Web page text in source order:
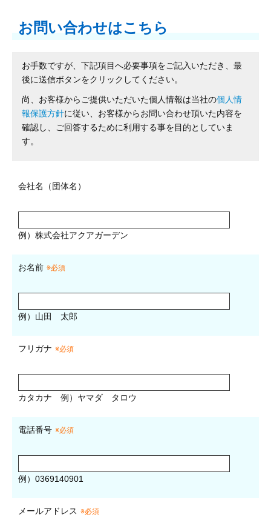
お問い合わせはこちら
お手数ですが、下記項目へ必要事項をご記入いただき、最
後に送信ボタンをクリックしてください。
尚、お客様からご提供いただいた個人情報は当社の個人情
報保護方針に従い、お客様からお問い合わせ頂いた内容を
確認し、ご回答するために利用する事を目的としていま
す。
会社名（団体名）
例）株式会社アクアガーデン
お名前 ※必須
例）山田 太郎
フリガナ ※必須
カタカナ 例）ヤマダ タロウ
電話番号 ※必須
例）0369140901
メールアドレス ※必須